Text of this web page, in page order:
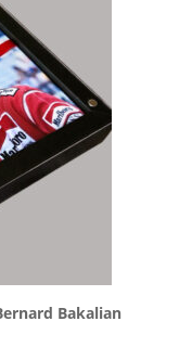
Bakalian